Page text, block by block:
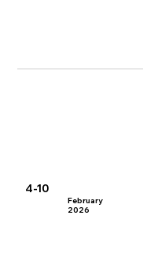
February
4-10
2026